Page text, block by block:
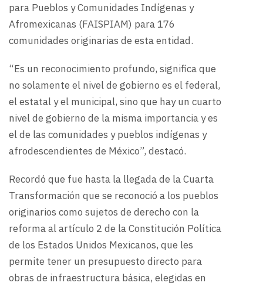
para Pueblos y Comunidades Indígenas y
Afromexicanas (FAISPIAM) para 176
comunidades originarias de esta entidad.
“Es un reconocimiento profundo, significa que
no solamente el nivel de gobierno es el federal,
el estatal y el municipal, sino que hay un cuarto
nivel de gobierno de la misma importancia y es
el de las comunidades y pueblos indígenas y
afrodescendientes de México”, destacó.
Recordó que fue hasta la llegada de la Cuarta
Transformación que se reconoció a los pueblos
originarios como sujetos de derecho con la
reforma al artículo 2 de la Constitución Política
de los Estados Unidos Mexicanos, que les
permite tener un presupuesto directo para
obras de infraestructura básica, elegidas en